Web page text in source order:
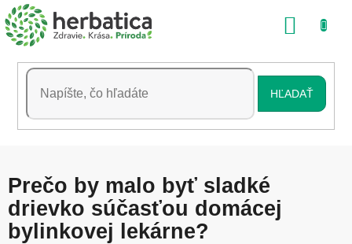
Prejsť
na
obsah
HĽADAŤ
Prečo by malo byť sladké
drievko súčasťou domácej
bylinkovej lekárne?